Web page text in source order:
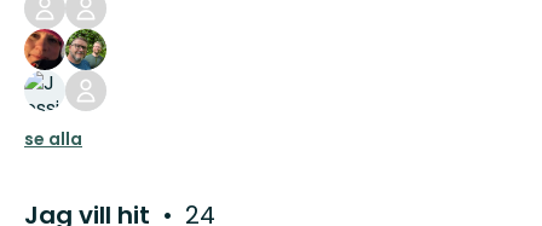
se alla
Jag vill hit 24